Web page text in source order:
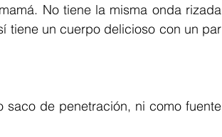
No tiene la misma onda rizada
tiene un cuerpo delicioso con un par
saco de penetración, ni como fuente